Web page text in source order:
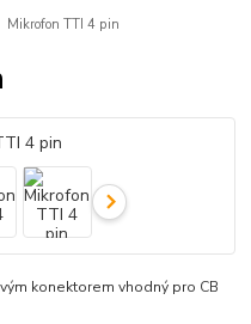
Mikrofon TTI 4 pin
konektorem vhodný pro CB